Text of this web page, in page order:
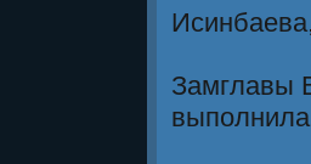
Замглавы